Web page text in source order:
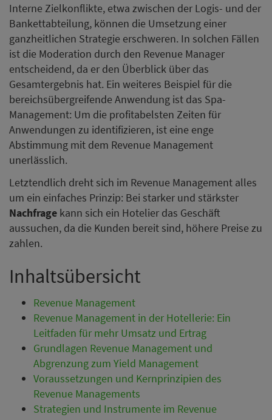
Interne Zielkonflikte, etwa zwischen der Logis- und der
Bankettabteilung, können die Umsetzung einer
ganzheitlichen Strategie erschweren. In solchen Fällen
ist die Moderation durch den Revenue Manager
entscheidend, da er den Überblick über das
Gesamtergebnis hat. Ein weiteres Beispiel für die
bereichsübergreifende Anwendung ist das Spa-
Management: Um die profitabelsten Zeiten für
Anwendungen zu identifizieren, ist eine enge
Abstimmung mit dem Revenue Management
unerlässlich.
Letztendlich dreht sich im Revenue Management alles
um ein einfaches Prinzip: Bei starker und stärkster
Nachfrage kann sich ein Hotelier das Geschäft
aussuchen, da die Kunden bereit sind, höhere Preise zu
zahlen.
Inhaltsübersicht
Revenue Management
Revenue Management in der Hotellerie: Ein
Leitfaden für mehr Umsatz und Ertrag
Grundlagen Revenue Management und
Abgrenzung zum Yield Management
Voraussetzungen und Kernprinzipien des
Revenue Managements
Strategien und Instrumente im Revenue